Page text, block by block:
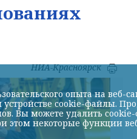
НИА-Красноярск
опыта на веб-
cookie-файлы.
Вы можете удалить cookie-
этом некоторые функции